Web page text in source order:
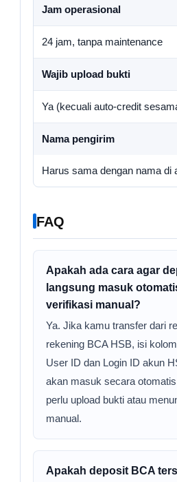
Jam operasional
24 jam, tanpa maintenance
Wajib upload bukti
Ya (kecuali auto-credit
Nama pengirim
Harus sama dengan nama di
FAQ
Apakah ada cara agar
langsung masuk
verifikasi manual?
Ya. Jika kamu transfer dari
rekening BCA HSB, isi
User ID dan Login ID akun
akan masuk secara
perlu upload bukti atau
manual.
Apakah deposit BCA